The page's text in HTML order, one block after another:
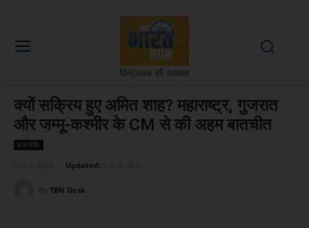
क्यों सक्रिय हुए अमित शाह? महाराष्ट्र, गुजरात
और जम्मू-कश्मीर के CM से की अहम बातचीत
राजनीति
Updated:
By TBN Desk